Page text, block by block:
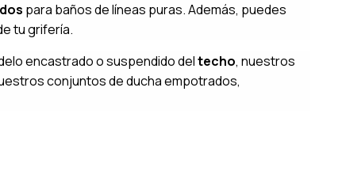
para baños de líneas puras. Además, puedes
tu grifería.
encastrado o suspendido deltecho, nuestros
conjuntos de ducha empotrados,